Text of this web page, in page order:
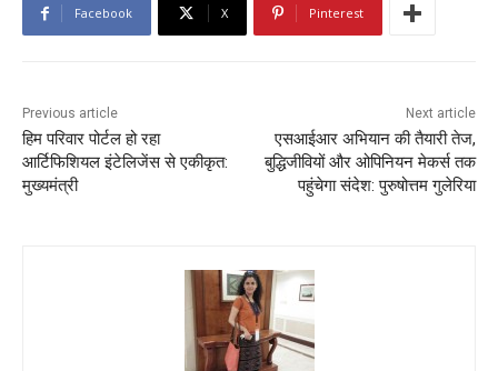
Facebook X Pinterest
Previous article
हिम परिवार पोर्टल हो रहा
आर्टिफिशियल इंटेलिजेंस से एकीकृत:
मुख्यमंत्री
Next article
एसआईआर अभियान की तैयारी तेज,
बुद्धिजीवियों और ओपिनियन मेकर्स तक
पहुंचेगा संदेश: पुरुषोत्तम गुलेरिया